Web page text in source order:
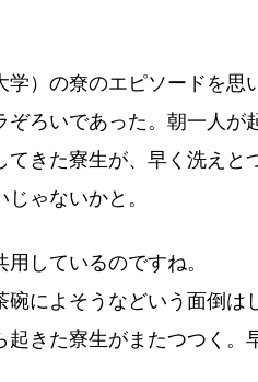
）の尞のエピソードを思
ぞろいであった。朝一人が
きた寮生が、早く洗えと
ゃないかと。
しているのですね。
によそうなどいう面倒は
起きた寮生がまたつつく。